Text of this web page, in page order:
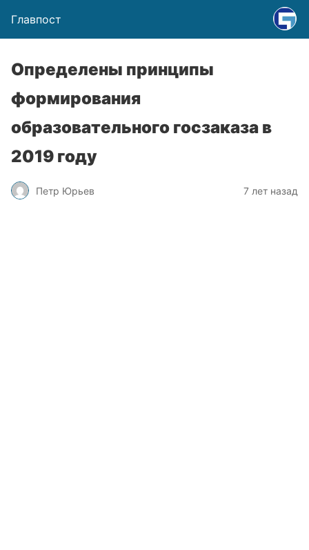
Главпост
Определены принципы
формирования
образовательного госзаказа в
2019 году
Петр Юрьев 7 лет назад